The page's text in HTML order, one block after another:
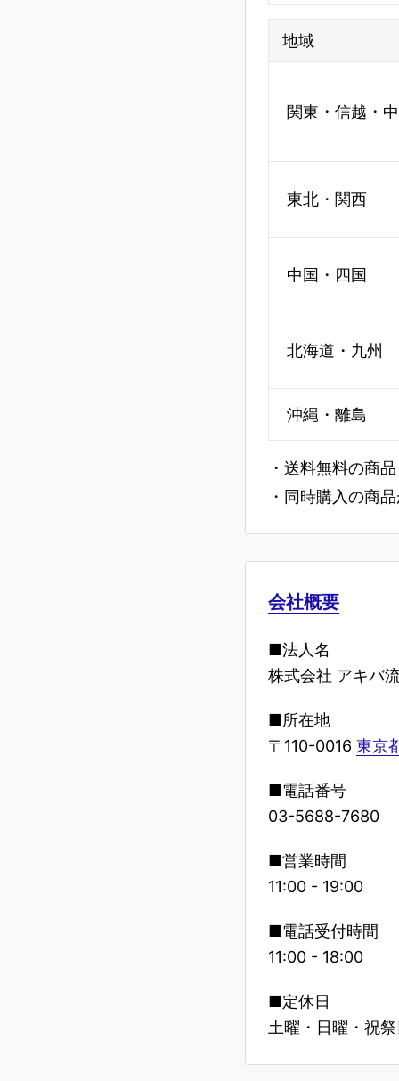
地域
関東・信越・
東北・関西
中国・四国
北海道・九州
沖縄・離島
・送料無料の商
・同時購入の商
会社概要
■法人名
株式会社 アキバ
■所在地
〒110-0016 東京
■電話番号
03-5688-7680
■営業時間
11:00 - 19:00
■電話受付時間
11:00 - 18:00
■定休日
土曜・日曜・祝